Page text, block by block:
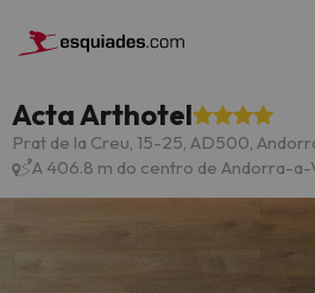
Acta Arthotel
Prat de la Creu, 15-25, AD500,
A 406.8 m do centro de Andorra-a-